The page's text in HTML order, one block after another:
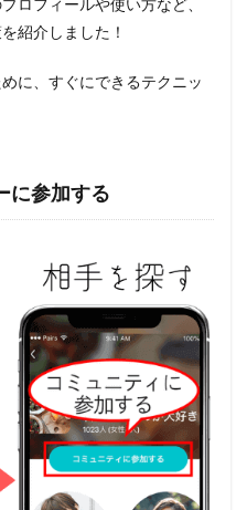
ロフィールや使い方など、
紹介しました！
に、すぐにできるテクニッ
に参加する